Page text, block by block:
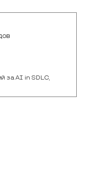
за AI in SDLC,